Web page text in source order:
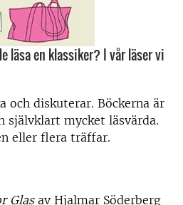
läsa en klassiker? I vår läser vi
och diskuterar. Böckerna är
självklart mycket läsvärda.
eller flera träffar.
Glasav Hjalmar Söderberg